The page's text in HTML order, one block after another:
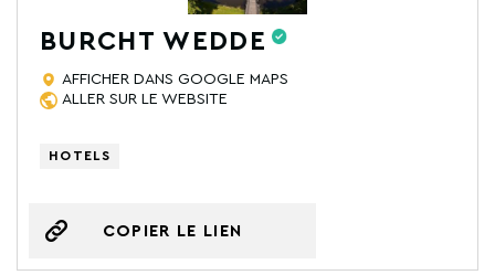
BURCHT WEDDE
AFFICHER DANS GOOGLE MAPS
ALLER SUR LE WEBSITE
HOTELS
COPIER LE LIEN